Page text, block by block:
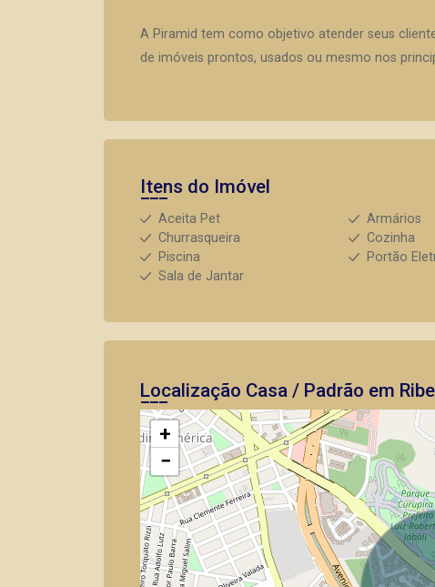
A Piramid tem como objetivo atender seus
de imóveis prontos, usados ou mesmo nos
Itens do Imóvel
Aceita Pet Armários
Churrasqueira
Cozinha
Piscina
Portão
Sala de Jantar
Localização Casa / Padrão em
+
−